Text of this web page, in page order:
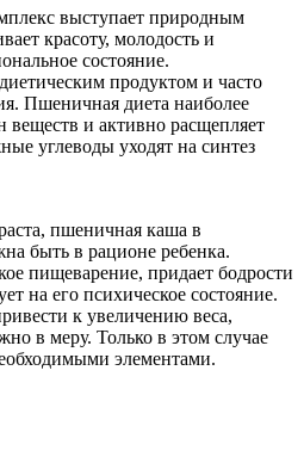
выступает природным
красоту, молодость и
состояние.
продуктом и часто
Пшеничная диета наиболее
веществ и активно расщепляет
углеводы уходят на синтез
пшеничная каша в
быть в рационе ребенка.
пищеварение, придает бодрости
на его психическое состояние.
к увеличению веса,
в меру. Только в этом случае
элементами.